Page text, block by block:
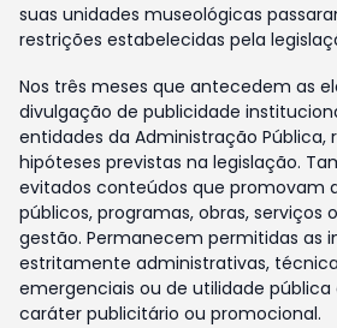
suas unidades museológicas
restrições estabelecidas pela
Nos três meses que antecedem as
divulgação de publicidade
entidades da Administração Pública,
hipóteses previstas na legislação.
evitados conteúdos que promovam
públicos, programas, obras, serviços
gestão. Permanecem permitidas as
estritamente administrativas,
emergenciais ou de utilidade
caráter publicitário ou promocional.